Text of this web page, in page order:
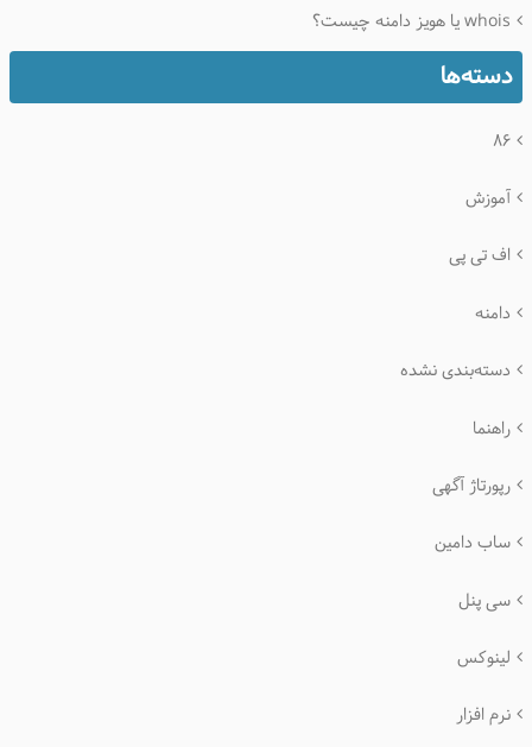
whois یا هویز دامنه چیست؟
دسته‌ها
۸۶
آموزش
اف تی پی
دامنه
دسته‌بندی نشده
راهنما
رپورتاژ آگهی
ساب دامین
سی پنل
لینوکس
نرم افزار